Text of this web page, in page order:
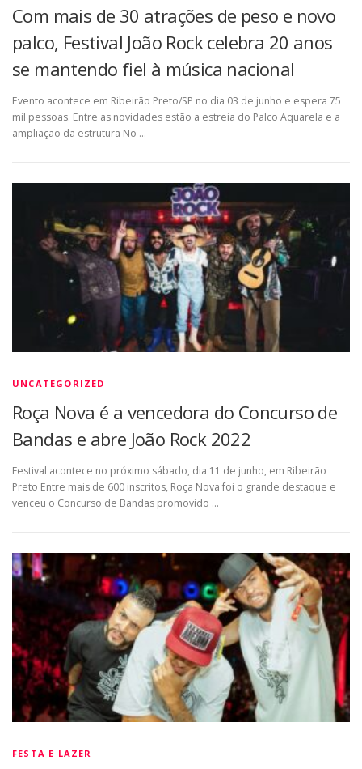
Com mais de 30 atrações de peso e novo
palco, Festival João Rock celebra 20 anos
se mantendo fiel à música nacional
Evento acontece em Ribeirão Preto/SP no dia 03 de junho e espera 75
mil pessoas. Entre as novidades estão a estreia do Palco Aquarela e a
ampliação da estrutura No …
UNCATEGORIZED
Roça Nova é a vencedora do Concurso de
Bandas e abre João Rock 2022
Festival acontece no próximo sábado, dia 11 de junho, em Ribeirão
Preto Entre mais de 600 inscritos, Roça Nova foi o grande destaque e
venceu o Concurso de Bandas promovido …
FESTA E LAZER